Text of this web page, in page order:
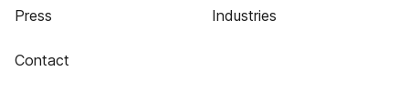
Press
Contact
Industries